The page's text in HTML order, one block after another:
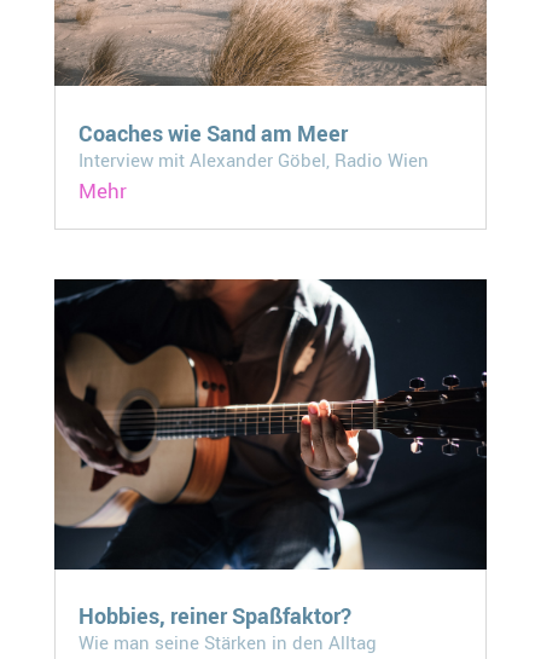
Coaches wie Sand am Meer
Interview mit Alexander Göbel, Radio Wien
Mehr
Hobbies, reiner Spaßfaktor?
Wie man seine Stärken in den Alltag